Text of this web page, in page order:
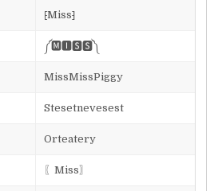
⁅Miss⁆
༼🅼🅸🆂🆂༽
MissMissPiggy
Stesetnevesest
Orteatery
〖Miss〗